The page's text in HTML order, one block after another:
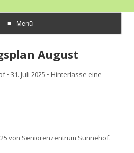
Sunnehof
Menü
August
• 31. Juli 2025 • Hinterlasse eine
von Seniorenzentrum Sunnehof.